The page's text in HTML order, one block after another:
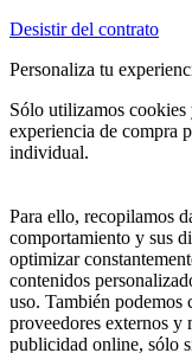
Desistir del contrato
Personaliza tu
Sólo utilizamos cookies
experiencia de compra
individual.
Para ello, recopilamos
comportamiento y sus
optimizar
contenidos
uso. También podemos
proveedores externos y
publicidad online, sólo